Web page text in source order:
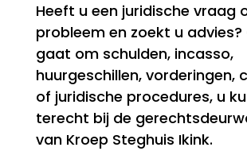
Heeft u een juridische vraag
probleem en zoekt u
gaat om schulden, incasso,
huurgeschillen, vorderingen,
of juridische procedures, u
terecht bij de
van Kroep Steghuis Ikink.